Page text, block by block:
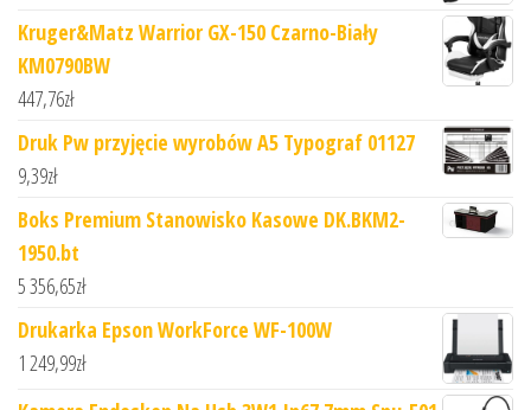
Kruger&Matz Warrior GX-150 Czarno-Biały
KM0790BW
447,76zł
Druk Pw przyjęcie wyrobów A5 Typograf 01127
9,39zł
Boks Premium Stanowisko Kasowe DK.BKM2-
1950.bt
5 356,65zł
Drukarka Epson WorkForce WF-100W
1 249,99zł